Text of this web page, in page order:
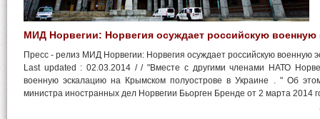
МИД Норвегии: Норвегия осуждает российскую
Пресс - релиз МИД Норвегии: Норвегия осуждает российскую военную
Last updated : 02.03.2014 / / "Вместе с другими членами НАТО
военную эскалацию на Крымском полуострове в Украине . " Об
министра иностранных дел Норвегии Бьорген Бренде от 2 марта 2014